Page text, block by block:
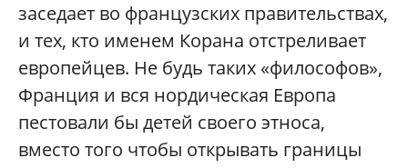
заседает во французских правительствах,
и тех, кто именем Корана отстреливает
европейцев. Не будь таких «философов»,
Франция и вся нордическая Европа
пестовали бы детей своего этноса,
вместо того чтобы открывать границы